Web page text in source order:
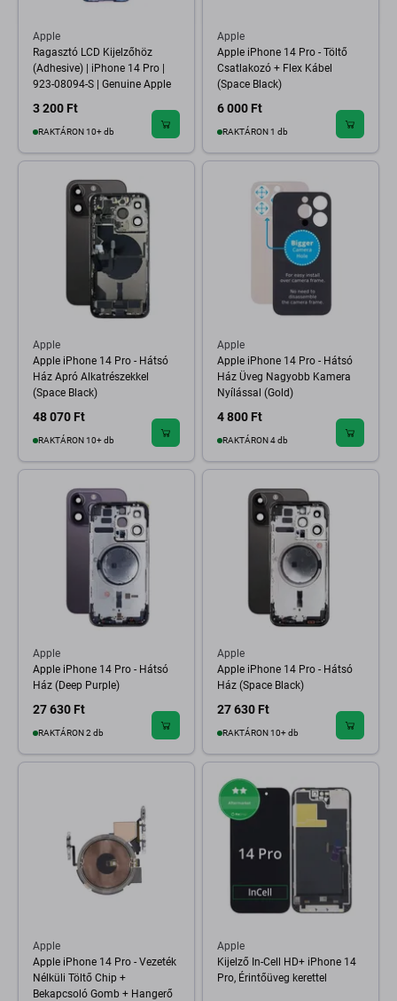
Apple
Ragasztó LCD Kijelzőhöz
(Adhesive) | iPhone 14 Pro |
923-08094-S | Genuine Apple
3 200 Ft
RAKTÁRON 10+ db
Apple
Apple iPhone 14 Pro - Töltő
Csatlakozó + Flex Kábel
(Space Black)
6 000 Ft
RAKTÁRON 1 db
Apple
Apple iPhone 14 Pro - Hátsó
Ház Apró Alkatrészekkel
(Space Black)
48 070 Ft
RAKTÁRON 10+ db
Apple
Apple iPhone 14 Pro - Hátsó
Ház Üveg Nagyobb Kamera
Nyílással (Gold)
4 800 Ft
RAKTÁRON 4 db
Apple
Apple iPhone 14 Pro - Hátsó
Ház (Deep Purple)
27 630 Ft
RAKTÁRON 2 db
Apple
Apple iPhone 14 Pro - Hátsó
Ház (Space Black)
27 630 Ft
RAKTÁRON 10+ db
Apple
Apple iPhone 14 Pro - Vezeték
Nélküli Töltő Chip +
Bekapcsoló Gomb + Hangerő
Apple
Kijelző In-Cell HD+ iPhone 14
Pro, Érintőüveg kerettel